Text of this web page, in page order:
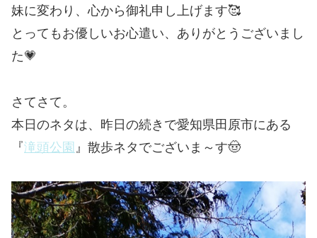
妹に変わり、心から御礼申し上げます🥰
とってもお優しいお心遣い、ありがとうございまし
た💗
さてさて。
本日のネタは、昨日の続きで愛知県田原市にある
『滝頭公園 』散歩ネタでございま～す🤠